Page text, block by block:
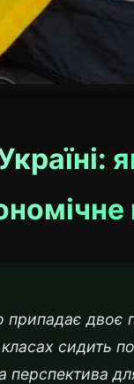
двоє
сидить
перспектива